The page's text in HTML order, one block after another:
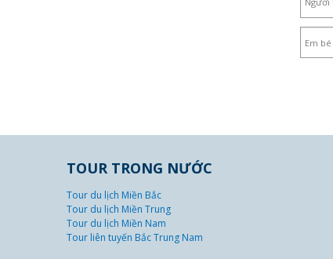
TOUR TRONG NƯỚC
Tour du lịch Miền Bắc
Tour du lịch Miền Trung
Tour du lịch Miền Nam
Tour liên tuyến Bắc Trung Nam